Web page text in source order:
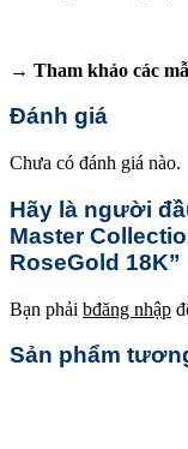
→ Tham khảo các
Đánh giá
Chưa có đánh giá nào.
Hãy là người
Master
RoseGold 18K”
Bạn phải bđăng nhập
Sản phẩm